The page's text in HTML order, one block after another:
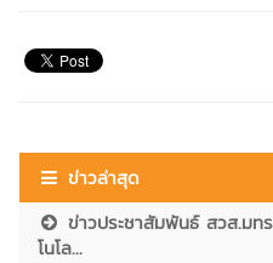
ข่าวล่าสุด
ข่าวประชาสัมพันธ์ สวส.มท
โนโล...